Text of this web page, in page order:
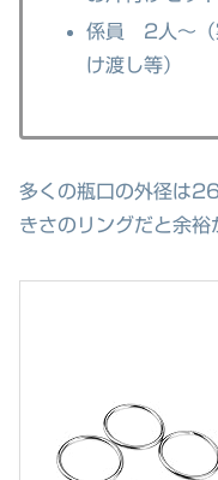
係員 2人～（
け渡し等）
多くの瓶口の外径は
きさのリングだと余裕